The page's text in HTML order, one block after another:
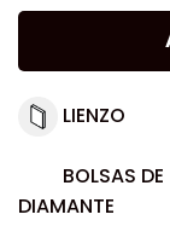
LIENZO
BOLSAS DE
DIAMANTE